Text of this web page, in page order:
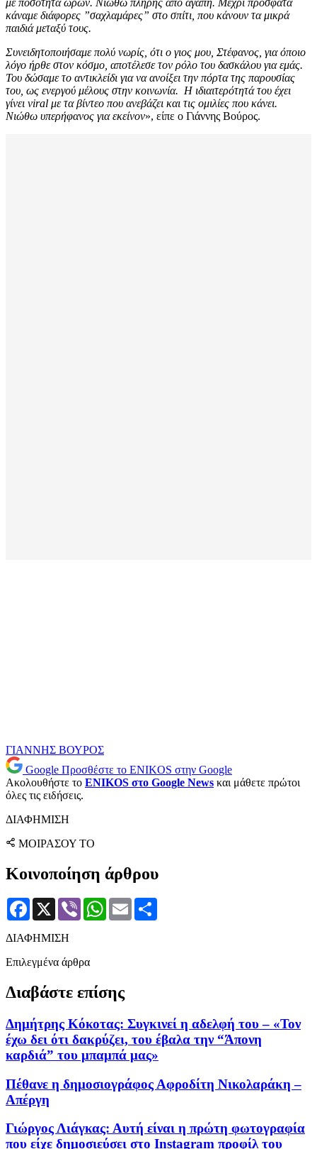
με ποσότητα ωρών. Νιώθω πλήρης από αγάπη. Μέχρι πρόσφατα
κάναμε διάφορες ”σαχλαμάρες” στο σπίτι, που κάνουν τα μικρά
παιδιά μεταξύ τους.
Συνειδητοποιήσαμε πολύ νωρίς, ότι ο γιος μου, Στέφανος, για όποιο
λόγο ήρθε στον κόσμο, αποτέλεσε τον ρόλο του δασκάλου για εμάς.
Του δώσαμε το αντικλείδι για να ανοίξει την πόρτα της παρουσίας
του, ως ενεργού μέλους στην κοινωνία. Η ιδιαιτερότητά του έχει
γίνει viral με τα βίντεο που ανεβάζει και τις ομιλίες που κάνει.
Νιώθω υπερήφανος για εκείνον», είπε ο Γιάννης Βούρος.
ΓΙΑΝΝΗΣ ΒΟΥΡΟΣ
Google Προσθέστε το ENIKOS στην Google
Ακολουθήστε το ENIKOS στο Google News και μάθετε πρώτοι
όλες τις ειδήσεις.
ΔΙΑΦΗΜΙΣΗ
ΜΟΙΡΑΣΟΥ ΤΟ
Κοινοποίηση άρθρου
Facebook
X Viber WhatsApp
Email
ΔΙΑΦΗΜΙΣΗ
Επιλεγμένα άρθρα
Διαβάστε επίσης
Δημήτρης Κόκοτας: Συγκινεί η αδελφή του – «Τον
έχω δει ότι δακρύζει, του έβαλα την “Άπονη
καρδιά” του μπαμπά μας»
Πέθανε η δημοσιογράφος Αφροδίτη Νικολαράκη –
Απέργη
Γιώργος Λιάγκας: Αυτή είναι η πρώτη φωτογραφία
που είχε δημοσιεύσει στο Instagram προφίλ του